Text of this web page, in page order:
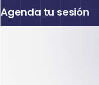
Agenda tu sesión